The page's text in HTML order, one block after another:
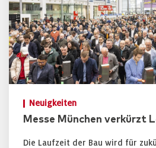
Neuigkeiten
Messe München verkürzt
Die Laufzeit der Bau wird für